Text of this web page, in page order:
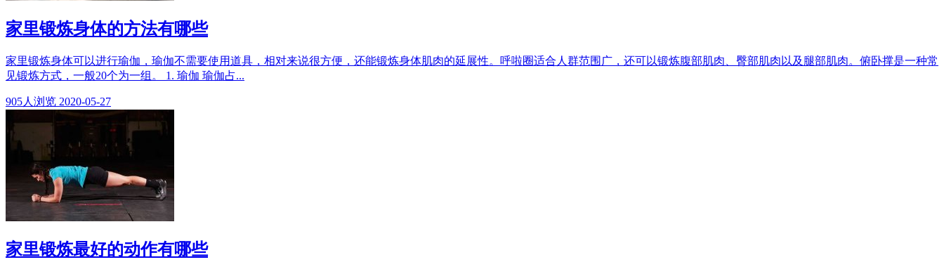
家里锻炼身体的方法有哪些
家里锻炼身体可以进行瑜伽，瑜伽不需要使用道具，相对来说很方便，还能锻炼身体肌肉的延展性。呼啦圈适合人群范围广，还可以锻炼腹部肌肉、臀部肌肉以及腿部肌肉。俯卧撑是一种常
见锻炼方式，一般20个为一组。 1. 瑜伽 瑜伽占...
905人浏览 2020-05-27
家里锻炼最好的动作有哪些